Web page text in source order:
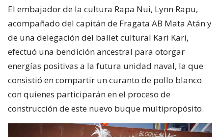
El embajador de la cultura Rapa Nui, Lynn Rapu,
acompañado del capitán de Fragata AB Mata Atán y
de una delegación del ballet cultural Kari Kari,
efectuó una bendición ancestral para otorgar
energías positivas a la futura unidad naval, la que
consistió en compartir un curanto de pollo blanco
con quienes participarán en el proceso de
construcción de este nuevo buque multipropósito.